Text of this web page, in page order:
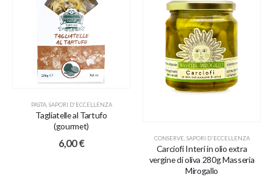
PASTA, SAPORI D'ECCELLENZA
Tagliatelle al Tartufo
(gourmet)
6,00€ CONSERVE,SAPORI D'ECCELLENZA
Carciofi Interi in olio extra
vergine di oliva 280g Masseria
Mirogallo